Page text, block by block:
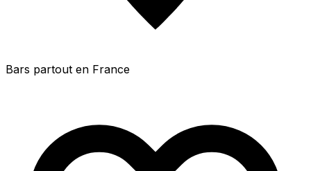
Bars partout en France